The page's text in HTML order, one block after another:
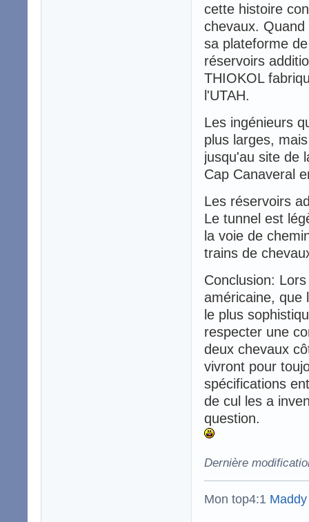
cette histoire
chevaux.
sa plateforme
réservoirs
THIOKOL
l'UTAH.
Les ingénieurs
plus larges,
jusqu'au site de
Cap Canaveral
Les réservoirs
Le tunnel est
la voie de
trains de
Conclusion:
américaine, que
le plus
respecter une
deux chevaux
vivront pour
spécifications
de cul les a
question.
Dernière
Mon top4:1